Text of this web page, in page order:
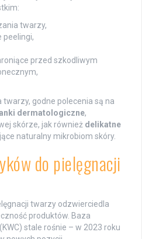
twarzy,
peelingi,
przed szkodliwym
godne polecenia są na
dermatologiczne,
skórze, jak również delikatne
naturalny mikrobiom skóry.
do pielęgnacji
twarzy odzwierciedla
produktów. Baza
stale rośnie – w 2023 roku